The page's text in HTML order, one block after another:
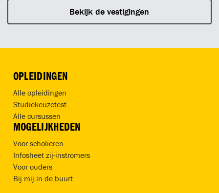
Bekijk de vestigingen
OPLEIDINGEN
Alle opleidingen
Studiekeuzetest
Alle cursussen
MOGELIJKHEDEN
Voor scholieren
Infosheet zij-instromers
Voor ouders
Bij mij in de buurt